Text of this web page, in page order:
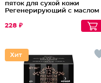
пяток для сухой кожи
Регенерирующий с маслом
228 ₽